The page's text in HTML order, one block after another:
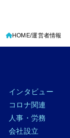
HOME 運営者情報
インタビュー
コロナ関連
人事・労務
会社設立